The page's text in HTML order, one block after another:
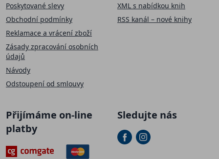
Poskytované slevy
Obchodní podmínky
Reklamace a vrácení zboží
Zásady zpracování osobních
údajů
Návody
Odstoupení od smlouvy
XML s nabídkou knih
RSS kanál – nové knihy
Přijímáme on-line
platby
Sledujte nás